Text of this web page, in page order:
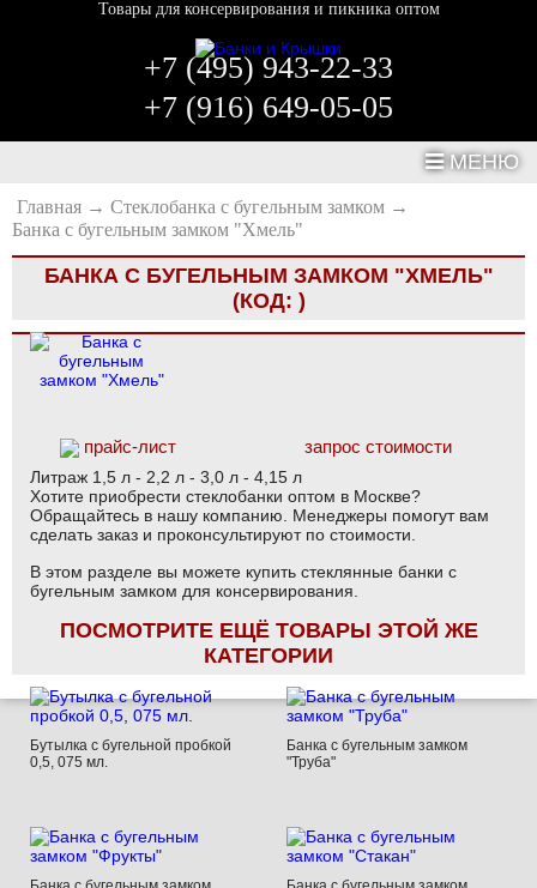
Товары для консервирования и пикника оптом
+7 (495) 943-22-33
+7 (916) 649-05-05
МЕНЮ
Главная → Стеклобанка с бугельным замком →
Банка с бугельным замком "Хмель"
БАНКА С БУГЕЛЬНЫМ ЗАМКОМ "ХМЕЛЬ"
(КОД: )
прайс-лист запрос стоимости
Литраж 1,5 л - 2,2 л - 3,0 л - 4,15 л
Хотите приобрести стеклобанки оптом в Москве?
Обращайтесь в нашу компанию. Менеджеры помогут вам
сделать заказ и проконсультируют по стоимости.
В этом разделе вы можете купить стеклянные банки с
бугельным замком для консервирования.
ПОСМОТРИТЕ ЕЩЁ ТОВАРЫ ЭТОЙ ЖЕ
КАТЕГОРИИ
Бутылка с бугельной пробкой
0,5, 075 мл.
Банка с бугельным замком
"Труба"